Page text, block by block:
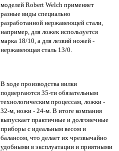
моделей Robert Welch применяет
разные виды специально
разработанной нержавеющей стали,
например, для ложек используется
марка 18/10, а для лезвий ножей -
нержавеющая сталь 13/0.
В ходе производства вилки
подвергаются 35-ти обязательным
технологическим процессам, ложки -
32-м, ножи - 24-м. В итоге компания
выпускает практичные и долговечные
приборы с идеальным весом и
балансом, что делает их чрезвычайно
удобными в эксплуатации и приятными